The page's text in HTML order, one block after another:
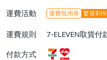
運費活動 運費抵用券 驚喜
運費規則
7-ELEVEN取貨付
貨付款【免運費】
付款方式